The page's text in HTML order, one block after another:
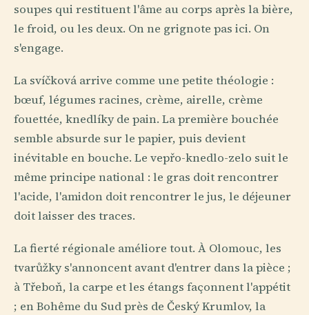
soupes qui restituent l'âme au corps après la bière,
le froid, ou les deux. On ne grignote pas ici. On
s'engage.
La svíčková arrive comme une petite théologie :
bœuf, légumes racines, crème, airelle, crème
fouettée, knedlíky de pain. La première bouchée
semble absurde sur le papier, puis devient
inévitable en bouche. Le vepřo-knedlo-zelo suit le
même principe national : le gras doit rencontrer
l'acide, l'amidon doit rencontrer le jus, le déjeuner
doit laisser des traces.
La fierté régionale améliore tout. À Olomouc, les
tvarůžky s'annoncent avant d'entrer dans la pièce ;
à Třeboň, la carpe et les étangs façonnent l'appétit
; en Bohême du Sud près de Český Krumlov, la